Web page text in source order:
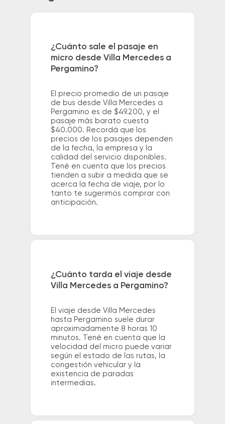
¿Cuánto sale el pasaje en
micro desde Villa Mercedes a
Pergamino?
El precio promedio de un pasaje
de bus desde Villa Mercedes a
Pergamino es de $49.200, y el
pasaje más barato cuesta
$40.000. Recordá que los
precios de los pasajes dependen
de la fecha, la empresa y la
calidad del servicio disponibles.
Tené en cuenta que los precios
tienden a subir a medida que se
acerca la fecha de viaje, por lo
tanto te sugerimos comprar con
anticipación.
¿Cuánto tarda el viaje desde
Villa Mercedes a Pergamino?
El viaje desde Villa Mercedes
hasta Pergamino suele durar
aproximadamente 8 horas 10
minutos. Tené en cuenta que la
velocidad del micro puede variar
según el estado de las rutas, la
congestión vehicular y la
existencia de paradas
intermedias.